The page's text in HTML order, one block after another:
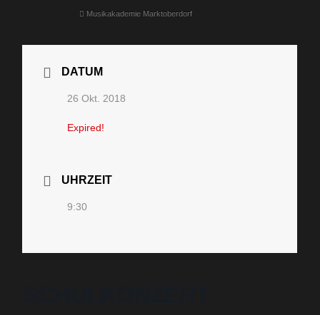
Musikakademie Marktoberdorf
DATUM
26 Okt. 2018
Expired!
UHRZEIT
9:30